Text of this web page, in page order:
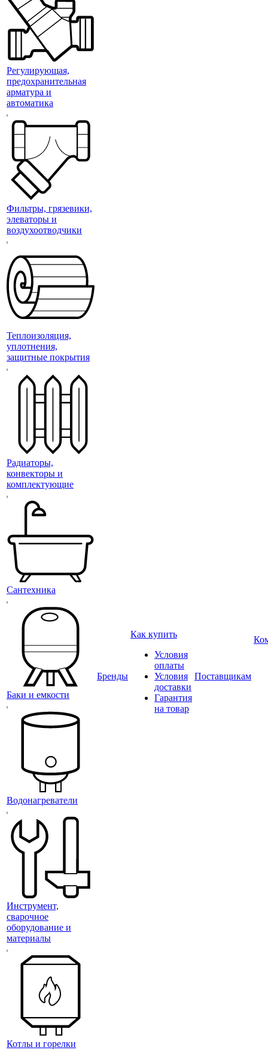
Регулирующая,
предохранительная
арматура и
автоматика
Фильтры, грязевики,
элеваторы и
воздухоотводчики
Теплоизоляция,
уплотнения,
защитные покрытия
Радиаторы,
конвекторы и
комплектующие
Сантехника
Баки и емкости
Водонагреватели
Инструмент,
сварочное
оборудование и
материалы
Котлы и горелки
Бренды
Как купить
Условия
оплаты
Условия
доставки
Гарантия
на товар
Поставщикам